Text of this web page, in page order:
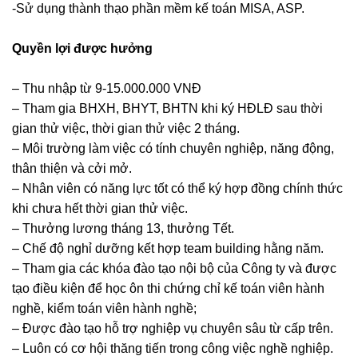
-Sử dụng thành thạo phần mềm kế toán MISA, ASP.
Quyền lợi được hưởng
– Thu nhập từ 9-15.000.000 VNĐ
– Tham gia BHXH, BHYT, BHTN khi ký HĐLĐ sau thời
gian thử việc, thời gian thử việc 2 tháng.
– Môi trường làm việc có tính chuyên nghiệp, năng động,
thân thiện và cởi mở.
– Nhân viên có năng lực tốt có thể ký hợp đồng chính thức
khi chưa hết thời gian thử việc.
– Thưởng lương tháng 13, thưởng Tết.
– Chế độ nghỉ dưỡng kết hợp team building hằng năm.
– Tham gia các khóa đào tạo nội bộ của Công ty và được
tạo điều kiện để học ôn thi chứng chỉ kế toán viên hành
nghề, kiểm toán viên hành nghề;
– Được đào tạo hỗ trợ nghiệp vụ chuyên sâu từ cấp trên.
– Luôn có cơ hội thăng tiến trong công việc nghề nghiệp.